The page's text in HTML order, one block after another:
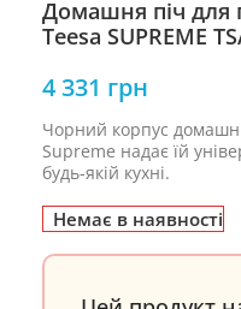
Домашня піч для
Teesa SUPREME
4 331 грн
Чорний корпус
Supreme надає їй
будь-якій кухні.
Немає в наявності